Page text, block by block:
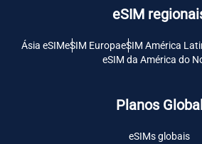
eSIM
Ásia eSIMeSIM EuropaeSIM América
eSIM da América do
Planos Global
eSIMs globais